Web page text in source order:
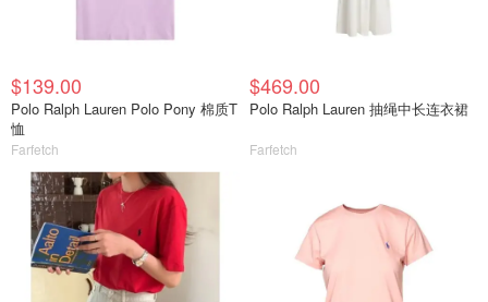
$139.00
Polo Ralph Lauren Polo Pony 棉质T
恤
Farfetch
$469.00
Polo Ralph Lauren 抽绳中长连衣裙
Farfetch